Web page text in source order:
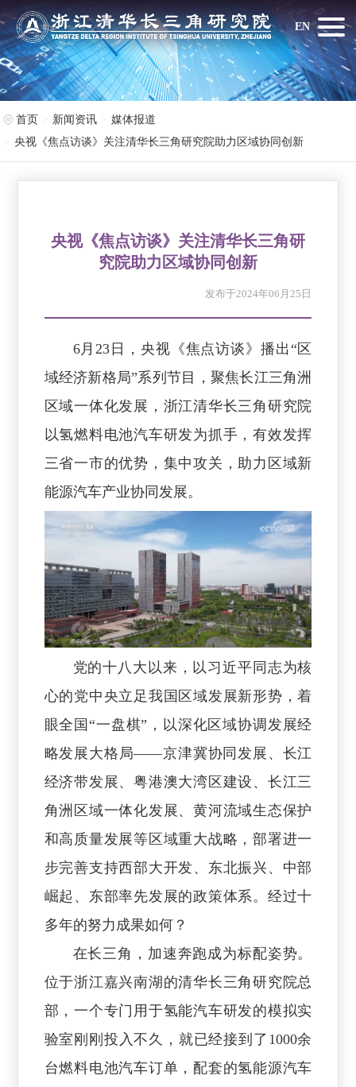
EN
首页 新闻资讯
媒体报道
央视《焦点访谈》关注清华长三角研究院助力区域协同创新
央视《焦点访谈》关注清华长三角研
究院助力区域协同创新
发布于2024年06月25日
6月23日，央视《焦点访谈》播出“区
域经济新格局”系列节目，聚焦长江三角洲
区域一体化发展，浙江清华长三角研究院
以氢燃料电池汽车研发为抓手，有效发挥
三省一市的优势，集中攻关，助力区域新
能源汽车产业协同发展。
党的十八大以来，以习近平同志为核
心的党中央立足我国区域发展新形势，着
眼全国“一盘棋”，以深化区域协调发展经
略发展大格局——京津冀协同发展、长江
经济带发展、粤港澳大湾区建设、长江三
角洲区域一体化发展、黄河流域生态保护
和高质量发展等区域重大战略，部署进一
步完善支持西部大开发、东北振兴、中部
崛起、东部率先发展的政策体系。经过十
多年的努力成果如何？
在长三角，加速奔跑成为标配姿势。
位于浙江嘉兴南湖的清华长三角研究院总
部，一个专门用于氢能汽车研发的模拟实
验室刚刚投入不久，就已经接到了1000余
台燃料电池汽车订单，配套的氢能源汽车